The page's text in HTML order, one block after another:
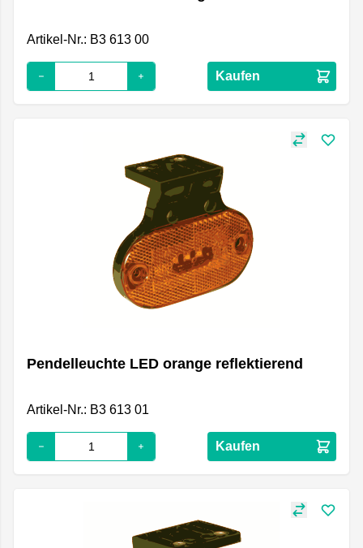
Artikel-Nr.: B3 613 00
Kaufen
Pendelleuchte LED orange reflektierend
Artikel-Nr.: B3 613 01
Kaufen